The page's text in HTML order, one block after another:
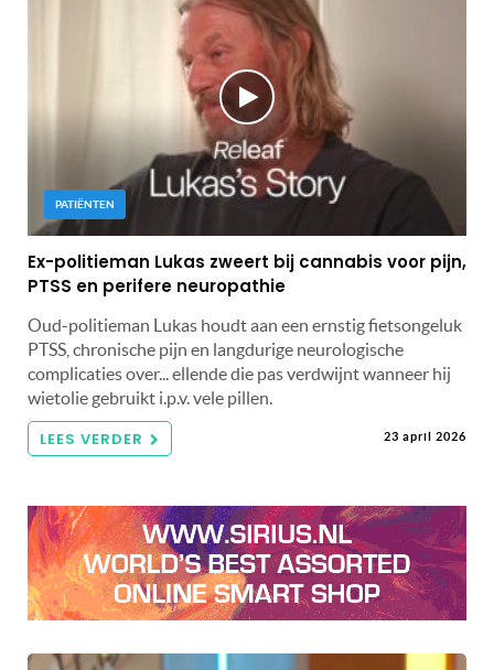
PATIËNTEN
Ex-politieman Lukas zweert bij cannabis voor pijn,
PTSS en perifere neuropathie
Oud-politieman Lukas houdt aan een ernstig fietsongeluk
PTSS, chronische pijn en langdurige neurologische
complicaties over... ellende die pas verdwijnt wanneer hij
wietolie gebruikt i.p.v. vele pillen.
LEES VERDER 23 april 2026